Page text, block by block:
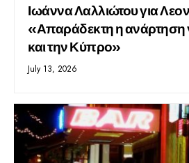
Ιωάννα Λαλλιώτου για
«Απαράδεκτη η ανάρτηση
και την Κύπρο»
July 13, 2026